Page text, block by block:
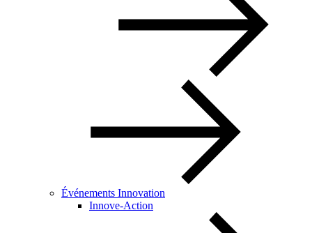
Événements Innovation
Innove-Action